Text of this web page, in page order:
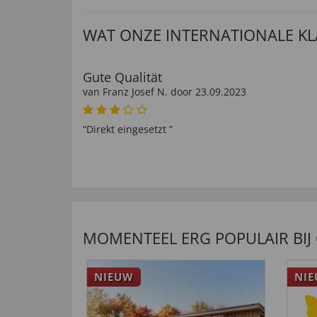
WAT ONZE INTERNATIONALE
Gute Qualität
van Franz Josef N. door 23.09.2023
“Direkt eingesetzt ”
“hab schon solche socken an”
nuttig (0
MOMENTEEL ERG POPULAIR
NIEUW